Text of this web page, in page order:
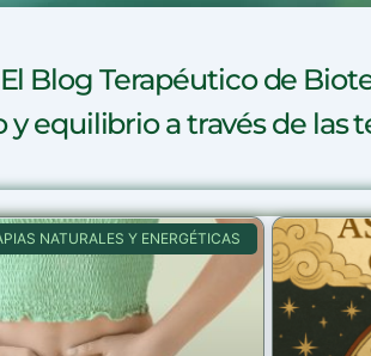
El Blog Terapéutico de
equilibrio a través de las
NATURALES Y ENERGÉTICAS